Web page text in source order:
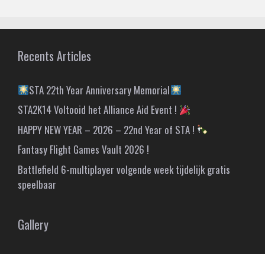
Recents Articles
STA 22th Year Anniversary Memorial
STA2K14 Voltooid het Alliance Aid Event !
HAPPY NEW YEAR – 2026 – 22nd Year of STA !
Fantasy Flight Games Vault 2026 !
Battlefield 6-multiplayer volgende week tijdelijk gratis
speelbaar
Gallery